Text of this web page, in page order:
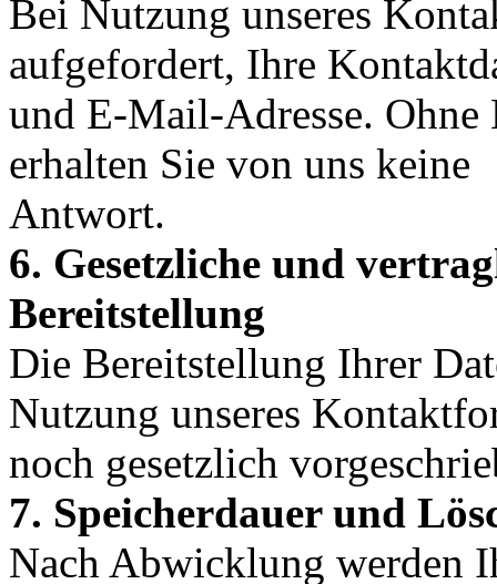
Bei Nutzung unseres
aufgefordert, Ihre
und E-Mail-Adresse. Ohne
erhalten Sie von uns keine
Antwort.
6. Gesetzliche und
Bereitstellung
Die Bereitstellung Ihrer
Nutzung unseres
noch gesetzlich
7. Speicherdauer und
Nach Abwicklung werden